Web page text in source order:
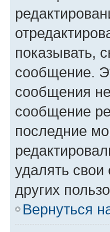
показывать,
сообщение.
сообщения
сообщение
последние
удалять
других
Вернуться